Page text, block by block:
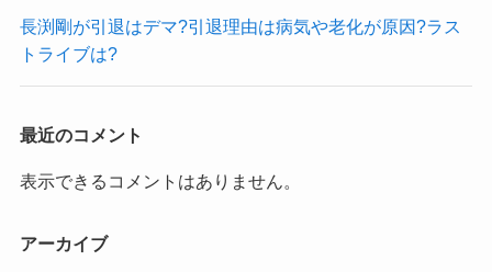
長渕剛が引退はデマ?引退理由は病気や老化が原因?ラス
トライブは?
最近のコメント
表示できるコメントはありません。
アーカイブ